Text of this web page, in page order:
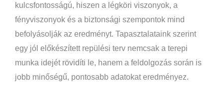
kulcsfontosságú, hiszen a légköri viszonyok, a
fényviszonyok és a biztonsági szempontok mind
befolyásolják az eredményt. Tapasztalataink szerint
egy jól előkészített repülési terv nemcsak a terepi
munka idejét rövidíti le, hanem a feldolgozás során is
jobb minőségű, pontosabb adatokat eredményez.